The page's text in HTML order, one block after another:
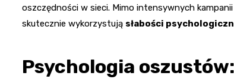
oszczędności w sieci. Mimo intensywnych
skutecznie wykorzystują słabości
Psychologia